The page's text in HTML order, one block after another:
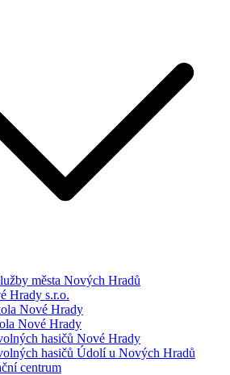
města Nových Hradů
Hrady s.r.o.
Nové Hrady
Nové Hrady
hasičů Nové Hrady
hasičů Údolí u Nových Hradů
centrum